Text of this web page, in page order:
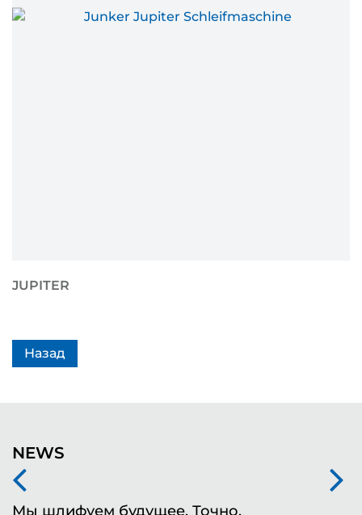
JUPITER
Назад
NEWS
Мы шлифуем будущее. Точно.